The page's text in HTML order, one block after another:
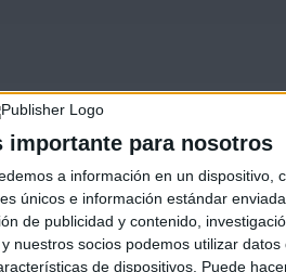
importante para nosotros
a información en un dispositivo,
únicos e información estándar
de publicidad y contenido,
nuestros socios podemos utilizar datos
de dispositivos. Puede